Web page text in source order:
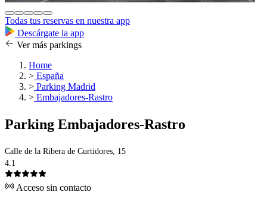
Todas tus reservas en nuestra app
Descárgate la app
Ver más parkings
Home
> España
> Parking Madrid
> Embajadores-Rastro
Parking Embajadores-Rastro
Calle de la Ribera de Curtidores, 15
4.1
Acceso sin contacto